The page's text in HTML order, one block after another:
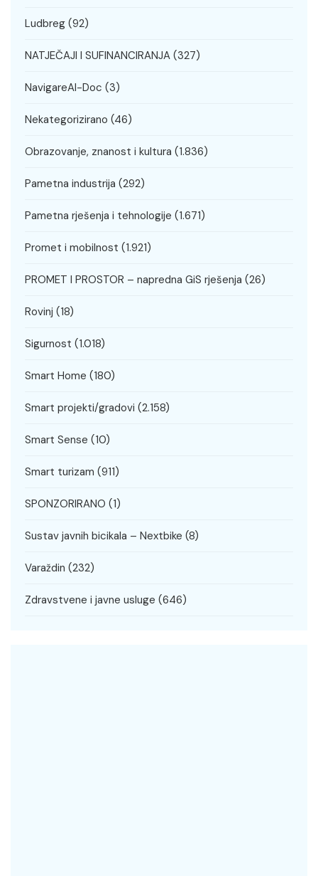
Ludbreg (92)
NATJEČAJI I SUFINANCIRANJA (327)
NavigareAI-Doc (3)
Nekategorizirano (46)
Obrazovanje, znanost i kultura (1.836)
Pametna industrija (292)
Pametna rješenja i tehnologije (1.671)
Promet i mobilnost (1.921)
PROMET I PROSTOR – napredna GiS rješenja (26)
Rovinj (18)
Sigurnost (1.018)
Smart Home (180)
Smart projekti/gradovi (2.158)
Smart Sense (10)
Smart turizam (911)
SPONZORIRANO (1)
Sustav javnih bicikala – Nextbike (8)
Varaždin (232)
Zdravstvene i javne usluge (646)